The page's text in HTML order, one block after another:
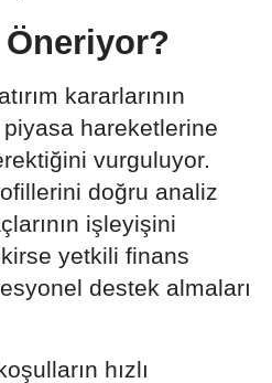
Öneriyor?
kararlarının
piyasa hareketlerine
vurguluyor.
doğru analiz
işleyişini
yetkili finans
destek almaları
hızlı